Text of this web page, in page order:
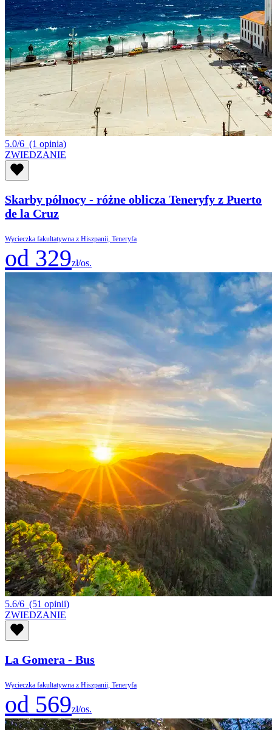
5.0/6 (1 opinia)
ZWIEDZANIE
Skarby północy - różne oblicza Teneryfy z Puerto
de la Cruz
Wycieczka fakultatywna z Hiszpanii, Teneryfa
od 329zł/os.
5.6/6 (51 opinii)
ZWIEDZANIE
La Gomera - Bus
Wycieczka fakultatywna z Hiszpanii, Teneryfa
od 569zł/os.